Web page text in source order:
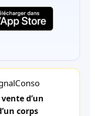
d’un
corps